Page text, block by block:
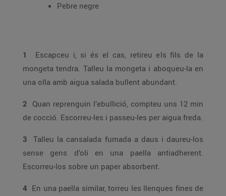
Pebre negre
1
Escapceu i, si és el cas, retireu els fils de la
mongeta tendra. Talleu la mongeta i aboqueu-la en
una olla amb aigua salada bullent abundant.
2 Quan reprenguin l’ebullició, compteu uns 12 min
de cocció. Escorreu-les i passeu-les per aigua freda.
3 Talleu la cansalada fumada a daus i daureu-los
sense gens d’oli en una paella antiadherent.
Escorreu-los sobre un paper absorbent.
4 En una paella similar, torreu les llenques fines de